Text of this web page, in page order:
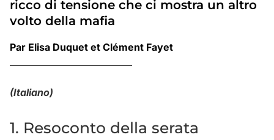
ricco di tensione che ci mostra un altro
volto della mafia
Par Elisa Duquet et Clément Fayet
(Italiano)
1. Resoconto della serata